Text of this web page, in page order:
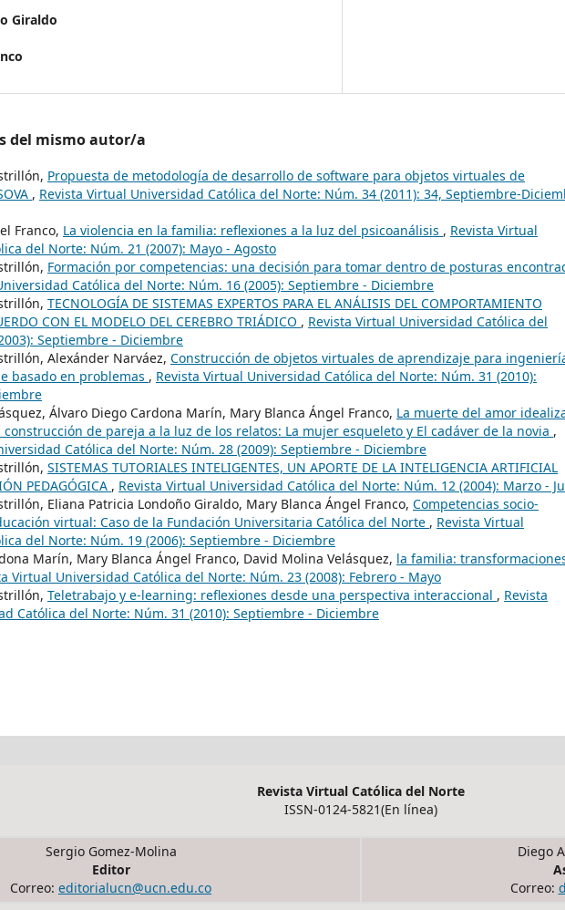
Giraldo
del mismo autor/a
Propuesta de metodología de desarrollo de software para objetos virtuales de
, Revista Virtual Universidad Católica del Norte: Núm. 34 (2011): 34, Septiembre-
Franco, La violencia en la familia: reflexiones a la luz del psicoanálisis , Revista Virtual
del Norte: Núm. 21 (2007): Mayo - Agosto
Formación por competencias: una decisión para tomar dentro de posturas
Católica del Norte: Núm. 16 (2005): Septiembre - Diciembre
TECNOLOGÍA DE SISTEMAS EXPERTOS PARA EL ANÁLISIS DEL COMPORTAMIENTO
CON EL MODELO DEL CEREBRO TRIÁDICO , Revista Virtual Universidad Católica del
Septiembre - Diciembre
Alexánder Narváez, Construcción de objetos virtuales de aprendizaje para
basado en problemas , Revista Virtual Universidad Católica del Norte: Núm. 31 (2010):
Álvaro Diego Cardona Marín, Mary Blanca Ángel Franco, La muerte del amor
de pareja a la luz de los relatos: La mujer esqueleto y El cadáver de la novia ,
Católica del Norte: Núm. 28 (2009): Septiembre - Diciembre
SISTEMAS TUTORIALES INTELIGENTES, UN APORTE DE LA INTELIGENCIA ARTIFICIAL
PEDAGÓGICA , Revista Virtual Universidad Católica del Norte: Núm. 12 (2004): Marzo -
Eliana Patricia Londoño Giraldo, Mary Blanca Ángel Franco, Competencias socio-
virtual: Caso de la Fundación Universitaria Católica del Norte , Revista Virtual
del Norte: Núm. 19 (2006): Septiembre - Diciembre
Marín, Mary Blanca Ángel Franco, David Molina Velásquez, la familia:
Virtual Universidad Católica del Norte: Núm. 23 (2008): Febrero - Mayo
Teletrabajo y e-learning: reflexiones desde una perspectiva interaccional , Revista
Católica del Norte: Núm. 31 (2010): Septiembre - Diciembre
Revista Virtual Católica del Norte
ISSN-0124-5821(En línea)
Sergio Gomez-Molina
Editor
Correo: editorialucn@ucn.edu.co
Diego
Correo: